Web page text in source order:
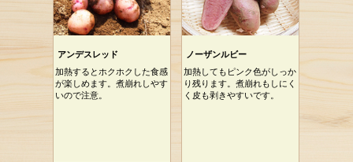
アンデスレッド
加熱するとホクホクした食感
が楽しめます。煮崩れしやす
いので注意。
ノーザンルビー
加熱してもピンク色がしっか
り残ります。煮崩れもしにく
く皮も剥きやすいです。